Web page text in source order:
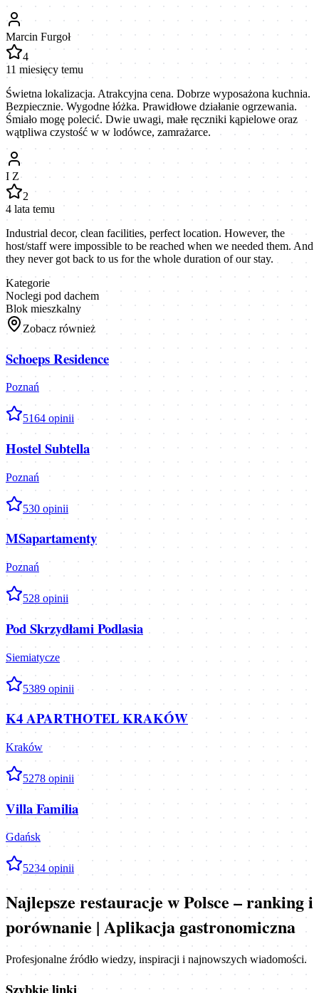
Marcin Furgoł
4
11 miesięcy temu
Świetna lokalizacja. Atrakcyjna cena. Dobrze wyposażona kuchnia.
Bezpiecznie. Wygodne łóżka. Prawidłowe działanie ogrzewania.
Śmiało mogę polecić. Dwie uwagi, małe ręczniki kąpielowe oraz
wątpliwa czystość w w lodówce, zamrażarce.
I Z
2
4 lata temu
Industrial decor, clean facilities, perfect location. However, the
host/staff were impossible to be reached when we needed them. And
they never got back to us for the whole duration of our stay.
Kategorie
Noclegi pod dachem
Blok mieszkalny
Zobacz również
Schoeps Residence
Poznań
5164 opinii
Hostel Subtella
Poznań
530 opinii
MSapartamenty
Poznań
528 opinii
Pod Skrzydłami Podlasia
Siemiatycze
5389 opinii
K4 APARTHOTEL KRAKÓW
Kraków
5278 opinii
Villa Familia
Gdańsk
5234 opinii
Najlepsze restauracje w Polsce – ranking i
porównanie | Aplikacja gastronomiczna
Profesjonalne źródło wiedzy, inspiracji i najnowszych wiadomości.
Szybkie linki